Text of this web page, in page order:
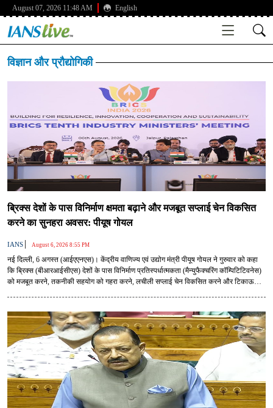
August 07, 2026 11:48 AM English
विज्ञान और प्रौद्योगिकी
ब्रिक्स देशों के पास विनिर्माण क्षमता बढ़ाने और मजबूत सप्लाई चेन विकसित
करने का सुनहरा अवसर: पीयूष गोयल
IANS | August 6, 2026 8:55 PM
नई दिल्ली, 6 अगस्त (आईएएनएस)। केंद्रीय वाणिज्य एवं उद्योग मंत्री पीयूष गोयल ने गुरुवार को कहा
कि ब्रिक्स (बीआरआईसीएस) देशों के पास विनिर्माण प्रतिस्पर्धात्मकता (मैन्युफैक्चरिंग कॉम्पिटिटिवनेस)
को मजबूत करने, तकनीकी सहयोग को गहरा करने, लचीली सप्लाई चेन विकसित करने और टिकाऊ